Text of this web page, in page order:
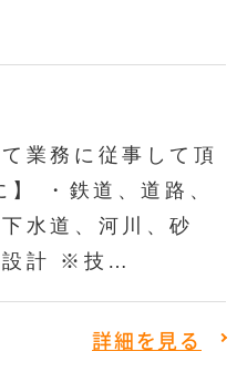
業務に従事して頂
・鉄道、道路、
水道、河川、砂
設計 ※技…
詳細を見る